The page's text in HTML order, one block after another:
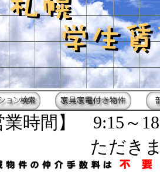
業時間】 9:15～
ただき